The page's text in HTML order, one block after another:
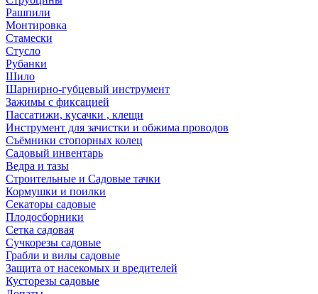
Рашпили
Монтировка
Стамески
Стусло
Рубанки
Шило
Шарнирно-губцевый инструмент
Зажимы с фиксацией
Пассатижи, кусачки , клещи
Инструмент для зачистки и обжима проводов
Съёмники стопорных колец
Садовый инвентарь
Ведра и тазы
Строительные и Садовые тачки
Кормушки и поилки
Секаторы садовые
Плодосборники
Сетка садовая
Сучкорезы садовые
Грабли и вилы садовые
Защита от насекомых и вредителей
Кусторезы садовые